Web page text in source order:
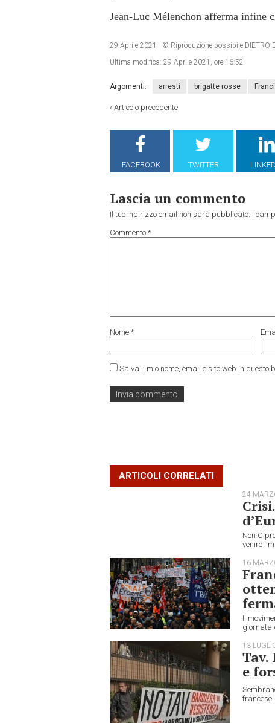
Jean-Luc Mélenchon afferma infine
29 Aprile 2021 - © Riproduzione possibile DIETRO
Ultima modifica: 29 Aprile 2021, ore 16:52
Argomenti: arresti brigatte rosse
‹ Articolo precedente
FACEBOOK TWITTER
Lascia un commento
Il tuo indirizzo email non sarà pubblicato. I
Commento *
Nome *
Salva il mio nome, email e sito web in
ARTICOLI CORRELATI
24
Non
venire i
16
Il
giornata
13
Tav.
e